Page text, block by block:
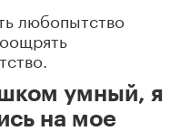
любопытство
умный, я
на мое